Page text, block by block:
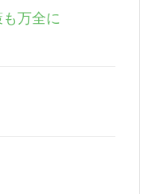
万全に